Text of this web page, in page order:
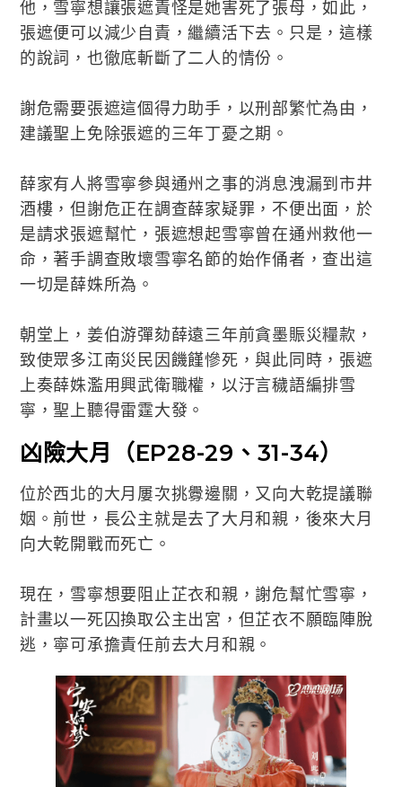
他，雪寧想讓張遮責怪是她害死了張母，如此，
張遮便可以減少自責，繼續活下去。只是，這樣
的說詞，也徹底斬斷了二人的情份。
謝危需要張遮這個得力助手，以刑部繁忙為由，
建議聖上免除張遮的三年丁憂之期。
薛家有人將雪寧參與通州之事的消息洩漏到市井
酒樓，但謝危正在調查薛家疑罪，不便出面，於
是請求張遮幫忙，張遮想起雪寧曾在通州救他一
命，著手調查敗壞雪寧名節的始作俑者，查出這
一切是薛姝所為。
朝堂上，姜伯游彈劾薛遠三年前貪墨賑災糧款，
致使眾多江南災民因饑饉慘死，與此同時，張遮
上奏薛姝濫用興武衛職權，以汙言穢語編排雪
寧，聖上聽得雷霆大發。
凶險大月（EP28-29、31-34）
位於西北的大月屢次挑釁邊關，又向大乾提議聯
姻。前世，長公主就是去了大月和親，後來大月
向大乾開戰而死亡。
現在，雪寧想要阻止芷衣和親，謝危幫忙雪寧，
計畫以一死囚換取公主出宮，但芷衣不願臨陣脫
逃，寧可承擔責任前去大月和親。